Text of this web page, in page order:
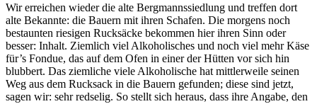
Wir erreichen wieder die alte Bergmannssiedlung und treffen dort
alte Bekannte: die Bauern mit ihren Schafen. Die morgens noch
bestaunten riesigen Rucksäcke bekommen hier ihren Sinn oder
besser: Inhalt. Ziemlich viel Alkoholisches und noch viel mehr Käse
für’s Fondue, das auf dem Ofen in einer der Hütten vor sich hin
blubbert. Das ziemliche viele Alkoholische hat mittlerweile seinen
Weg aus dem Rucksack in die Bauern gefunden; diese sind jetzt,
sagen wir: sehr redselig. So stellt sich heraus, dass ihre Angabe, den